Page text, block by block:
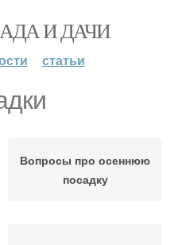
И ДАЧИ
статьи
Вопросы про осеннюю
посадку